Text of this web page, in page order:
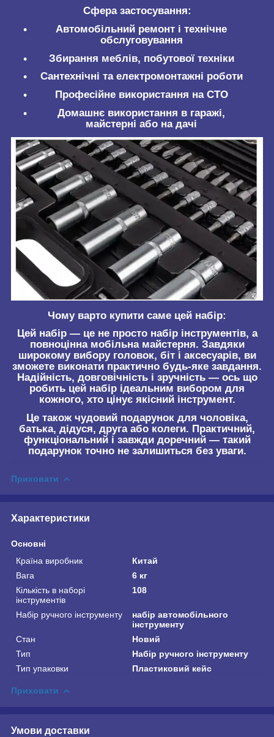
Сфера застосування:
Автомобільний ремонт і технічне
обслуговування
Збирання меблів, побутової техніки
Сантехнічні та електромонтажні роботи
Професійне використання на СТО
Домашнє використання в гаражі,
майстерні або на дачі
Чому варто купити саме цей набір:
Цей набір — це не просто набір інструментів, а
повноцінна мобільна майстерня. Завдяки
широкому вибору головок, біт і аксесуарів, ви
зможете виконати практично будь-яке завдання.
Надійність, довговічність і зручність — ось що
робить цей набір ідеальним вибором для
кожного, хто цінує якісний інструмент.
Це також чудовий подарунок для чоловіка,
батька, дідуся, друга або колеги. Практичний,
функціональний і завжди доречний — такий
подарунок точно не залишиться без уваги.
Приховати
Характеристики
Основні
Країна виробник
Китай
Вага
6 кг
Кількість в наборі
інструментів
108
Набір ручного інструменту
набір автомобільного
інструменту
Стан
Новий
Тип
Набір ручного інструменту
Тип упаковки
Пластиковий кейс
Приховати
Умови доставки